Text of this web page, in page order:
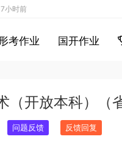
考作业 国开作业
（开放本科）（
问题反馈 反馈回复
7小时前
小时前
小时前
13小时前
14小时前